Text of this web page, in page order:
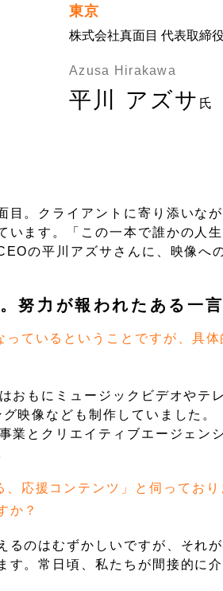
東京
株式会社真面目 代表取締
Azusa Hirakawa
平川 アズサ 氏
。クライアントに寄り添いな
います。「この一本で誰かの人
の平川アズサさんに、映像へ
努力が報われたある一言
ているということですが、具体
おもにミュージックビデオやテ
映像なども制作していました。
業とクリエイティブエージェン
応援コンテンツ」と伺っており
か？
るのはむずかしいですが、それ
。常日頃、私たちが間接的に